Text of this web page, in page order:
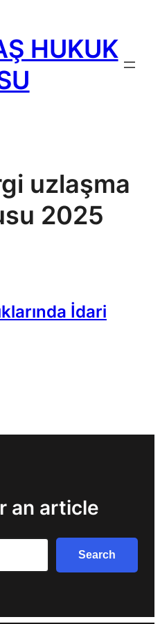
HUKUK
uzlaşma
2025
İdari
an article
Search